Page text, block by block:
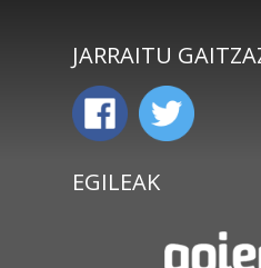
JARRAITU
EGILEAK